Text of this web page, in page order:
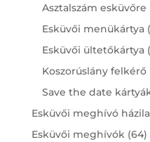
Asztalszám esküvőre
Esküvői menükártya
Esküvői ültetőkártya
Koszorúslány
Save the date
Esküvői meghívó
Esküvői meghívók 6464